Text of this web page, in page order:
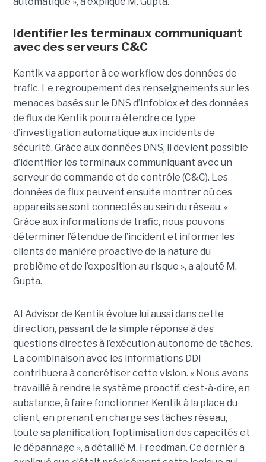
Identifier les terminaux communiquant
avec des serveurs C&C
Kentik va apporter à ce workflow des données de
trafic. Le regroupement des renseignements sur les
menaces basés sur le DNS d’Infoblox et des données
de flux de Kentik pourra étendre ce type
d’investigation automatique aux incidents de
sécurité. Grâce aux données DNS, il devient possible
d’identifier les terminaux communiquant avec un
serveur de commande et de contrôle (C&C). Les
données de flux peuvent ensuite montrer où ces
appareils se sont connectés au sein du réseau. «
Grâce aux informations de trafic, nous pouvons
déterminer l’étendue de l’incident et informer les
clients de manière proactive de la nature du
problème et de l’exposition au risque », a ajouté M.
Gupta.
AI Advisor de Kentik évolue lui aussi dans cette
direction, passant de la simple réponse à des
questions directes à l’exécution autonome de tâches.
La combinaison avec les informations DDI
contribuera à concrétiser cette vision. « Nous avons
travaillé à rendre le système proactif, c’est-à-dire, en
substance, à faire fonctionner Kentik à la place du
client, en prenant en charge ses tâches réseau,
toute sa planification, l’optimisation des capacités et
le dépannage », a détaillé M. Freedman. Ce dernier a